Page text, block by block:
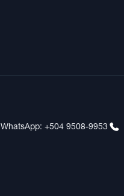
WhatsApp: +504 9508-9953